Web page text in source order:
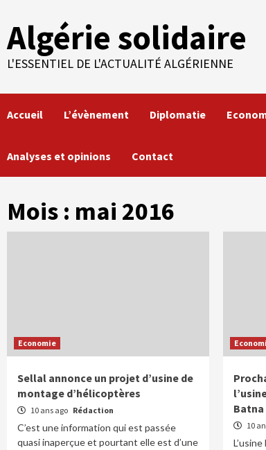
content
Algérie solidaire
L'ESSENTIEL DE L'ACTUALITÉ ALGÉRIENNE
Accueil L’évènement Diplomatie
Analyses et opinions Contact
Mois : mai 2016
Economie
Sellal annonce un projet d’usine de
montage d’hélicoptères
10 ans ago Rédaction
C’est une information qui est passée
quasi inaperçue et pourtant elle est d’une
Batna
10